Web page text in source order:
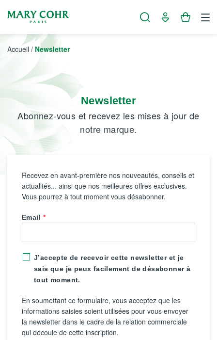
Accueil / Newsletter
Newsletter
Abonnez-vous et recevez les mises à jour de
notre marque.
Recevez en avant-première nos nouveautés, conseils et
actualités... ainsi que nos meilleures offres exclusives.
Vous pourrez à tout moment vous désabonner.
Email
J’accepte de recevoir cette newsletter et je
sais que je peux facilement de désabonner à
tout moment.
En soumettant ce formulaire, vous acceptez que les
informations saisies soient utilisées pour vous envoyer
la newsletter dans le cadre de la relation commerciale
qui découle de cette inscription.